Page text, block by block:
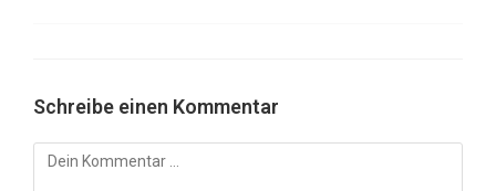
Schreibe einen Kommentar
Kommentar